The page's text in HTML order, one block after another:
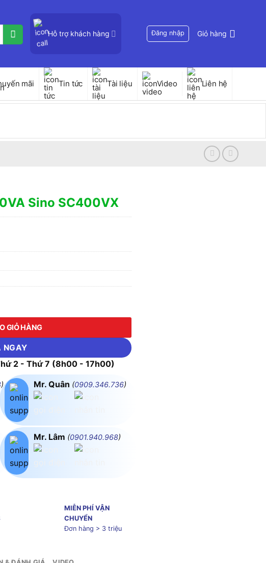
Hỗ trợ khách hàng Đăng nhập Giỏ hàng
mãi Tin tức Tài liệu Video Liên hệ
Sino SC400VX
số lượng
GIỎ HÀNG
NGAY
2 - Thứ 7 (8h00 - 17h00)
) Mr. Quân (0909.346.736)
Mr. Lâm (0901.940.968)
MIỄN PHÍ VẬN
CHUYỂN
Đơn hàng > 3 triệu